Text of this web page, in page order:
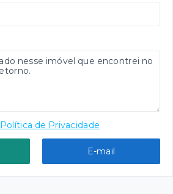
Política de Privacidade
E-mail